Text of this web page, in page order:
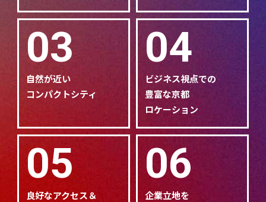
03
自然が近い
コンパクトシティ
04
ビジネス視点での
豊富な京都
ロケーション
05
良好なアクセス＆
06
企業立地を